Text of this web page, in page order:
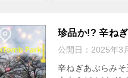
珍品か!? 辛ね
公開日： 2025年3
辛ねぎあぶらみ